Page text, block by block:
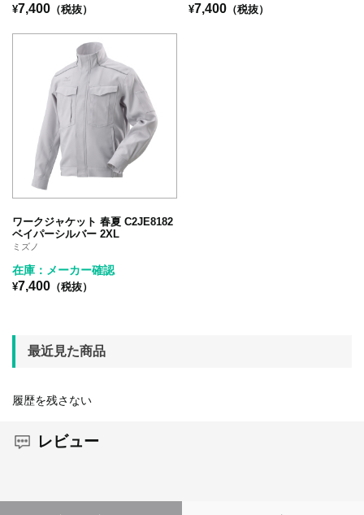
¥7,400 （税抜） ¥7,400 （税抜）
ワークジャケット 春夏 C2JE8182
ベイパーシルバー 2XL
ミズノ
在庫：メーカー確認
¥7,400 （税抜）
最近見た商品
履歴を残さない
レビュー